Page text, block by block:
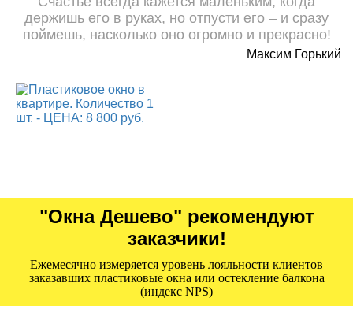
держишь его в руках, но отпусти его – и сразу
поймешь, насколько оно огромно и прекрасно!
Максим Горький
"Окна Дешево" рекомендуют
заказчики!
Ежемесячно измеряется уровень лояльности клиентов
заказавших пластиковые окна или остекление балкона
(индекс NPS)